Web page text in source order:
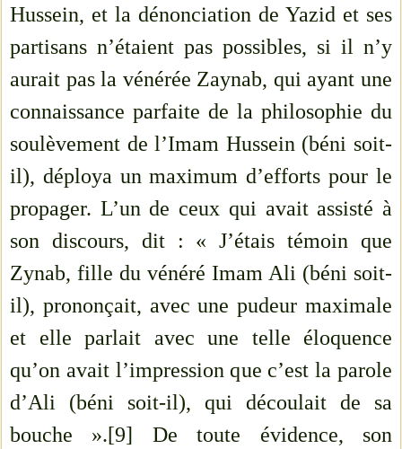
Hussein, et la dénonciation de Yazid et ses
partisans n’étaient pas possibles, si il n’y
aurait pas la vénérée Zaynab, qui ayant une
connaissance parfaite de la philosophie du
soulèvement de l’Imam Hussein (béni soit-
il), déploya un maximum d’efforts pour le
propager. L’un de ceux qui avait assisté à
son discours, dit : « J’étais témoin que
Zynab, fille du vénéré Imam Ali (béni soit-
il), prononçait, avec une pudeur maximale
et elle parlait avec une telle éloquence
qu’on avait l’impression que c’est la parole
d’Ali (béni soit-il), qui découlait de sa
bouche ».[9] De toute évidence, son